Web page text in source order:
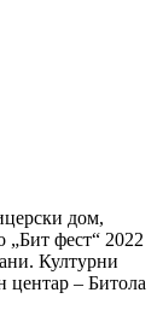
дом,
„Бит фест“ 2022
Културни
центар – Битола